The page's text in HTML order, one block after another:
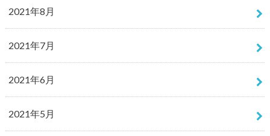
2021年8月
2021年7月
2021年6月
2021年5月